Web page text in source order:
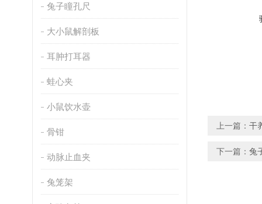
兔子瞳孔尺
大小鼠解剖板
耳肿打耳器
蛙心夹
小鼠饮水壶
骨钳
动脉止血夹
兔笼架
上一篇： 干
下一篇： 兔